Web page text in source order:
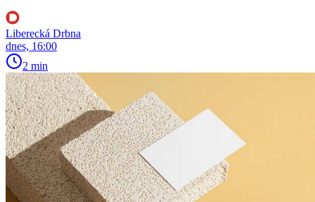
Liberecká Drbna
dnes, 16:00
2 min